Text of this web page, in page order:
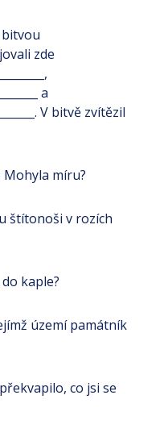
bitvou
zde
a
V bitvě zvítězil
Mohyla míru?
štítonoši v rozích
kaple?
území památník
co jsi se